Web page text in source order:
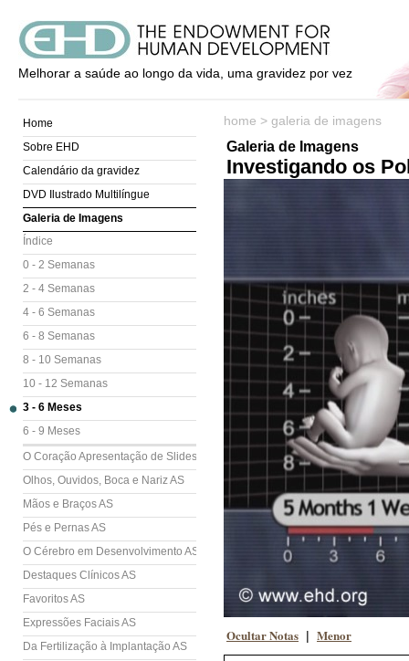
Melhorar a saúde ao longo da vida, uma gravidez por vez
Home
Sobre EHD
Calendário da gravidez
DVD Ilustrado Multilíngue
Galeria de Imagens
Índice
0 - 2 Semanas
2 - 4 Semanas
4 - 6 Semanas
6 - 8 Semanas
8 - 10 Semanas
10 - 12 Semanas
3 - 6 Meses
6 - 9 Meses
O Coração Apresentação de Slides (AS)
Olhos, Ouvidos, Boca e Nariz AS
Mãos e Braços AS
Pés e Pernas AS
O Cérebro em Desenvolvimento AS
Destaques Clínicos AS
Favoritos AS
Expressões Faciais AS
Da Fertilização à Implantação AS
home > galeria de imagens
Galeria de Imagens
Investigando os
Ocultar Notas | Menor